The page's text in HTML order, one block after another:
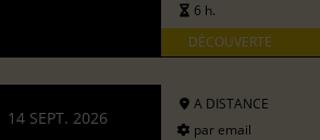
6 h.
DÉCOUVERTE
14 SEPT. 2026
A DISTANCE
par email